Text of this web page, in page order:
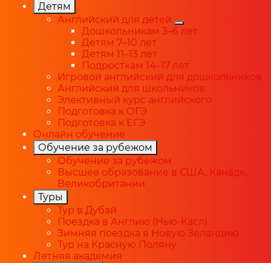
Детям
Английский для детей
Дошкольникам 3–6 лет
Детям 7–10 лет
Детям 11–13 лет
Подросткам 14–17 лет
Игровой английский для дошкольников
Английский для школьников
Элективный курс английского
Подготовка к ОГЭ
Подготовка к ЕГЭ
Онлайн обучение
Обучение за рубежом
Обучение за рубежом
Высшее образование в США, Канаде,
Великобритании
Туры
Тур в Дубай
Поездка в Англию (Нью-Касл)
Зимняя поездка в Новую Зеландию
Тур на Красную Поляну
Летняя академия